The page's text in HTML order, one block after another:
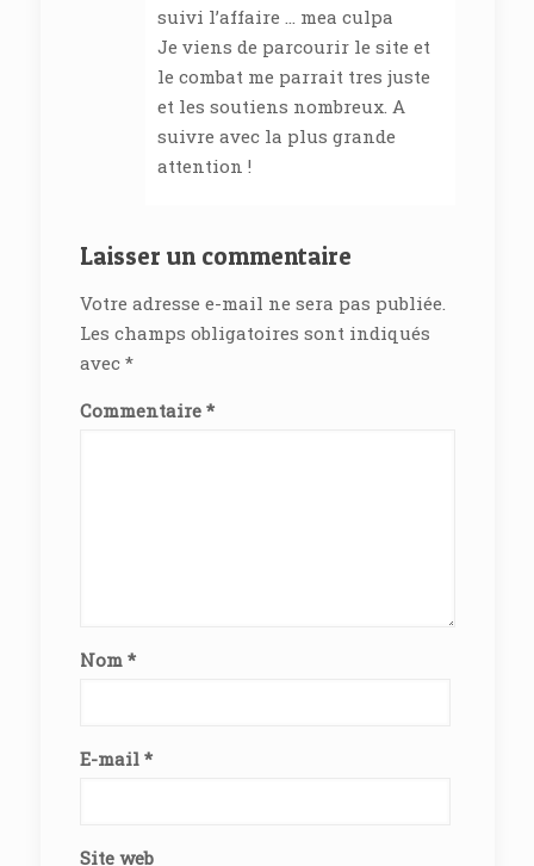
suivi l’affaire … mea culpa
Je viens de parcourir le site et
le combat me parrait tres juste
et les soutiens nombreux. A
suivre avec la plus grande
attention !
Laisser un commentaire
Votre adresse e-mail ne sera pas publiée.
Les champs obligatoires sont indiqués
avec *
Commentaire *
Nom *
E-mail *
Site web